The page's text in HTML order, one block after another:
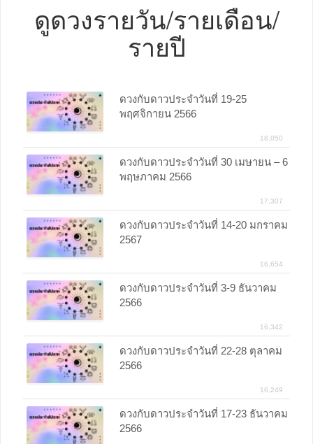
ดูดวงรายวัน/รายเดือน/
รายปี
ดวงกับดาวประจำวันที่ 19-25
พฤศจิกายน 2566
18,050
ดวงกับดาวประจำวันที่ 30 เมษายน – 6
พฤษภาคม 2566
17,307
ดวงกับดาวประจำวันที่ 14-20 มกราคม
2567
16,654
ดวงกับดาวประจำวันที่ 3-9 ธันวาคม
2566
16,342
ดวงกับดาวประจำวันที่ 22-28 ตุลาคม
2566
16,249
ดวงกับดาวประจำวันที่ 17-23 ธันวาคม
2566